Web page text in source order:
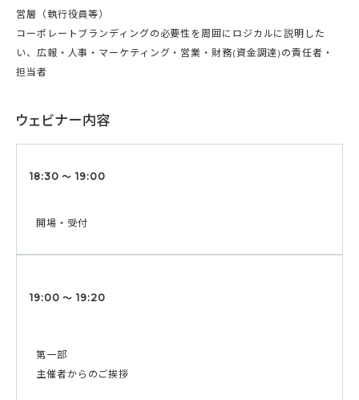
営層（執行役員等）
コーポレートブランディングの必要性を周囲にロジカルに説明した
い、広報・人事・マーケティング・営業・財務(資金調達)の責任者・
担当者
ウェビナー内容
18:30 〜 19:00
開場・受付
19:00 〜 19:20
第一部
主催者からのご挨拶